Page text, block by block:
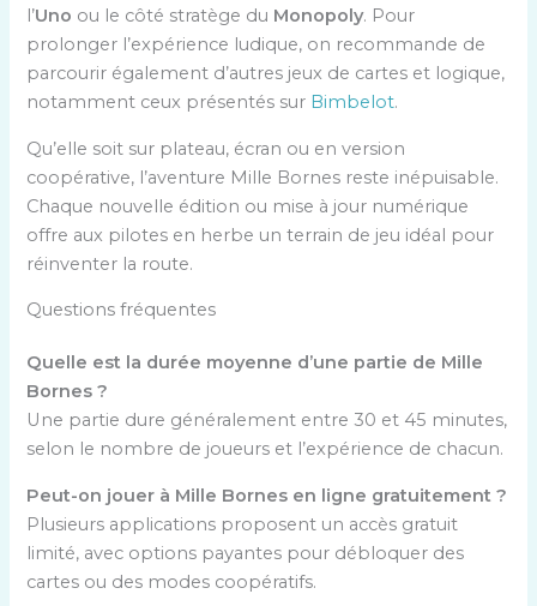
l’Uno ou le côté stratège du Monopoly. Pour
prolonger l’expérience ludique, on recommande de
parcourir également d’autres jeux de cartes et logique,
notamment ceux présentés sur Bimbelot.
Qu’elle soit sur plateau, écran ou en version
coopérative, l’aventure Mille Bornes reste inépuisable.
Chaque nouvelle édition ou mise à jour numérique
offre aux pilotes en herbe un terrain de jeu idéal pour
réinventer la route.
Questions fréquentes
Quelle est la durée moyenne d’une partie de Mille
Bornes ?
Une partie dure généralement entre 30 et 45 minutes,
selon le nombre de joueurs et l’expérience de chacun.
Peut-on jouer à Mille Bornes en ligne gratuitement ?
Plusieurs applications proposent un accès gratuit
limité, avec options payantes pour débloquer des
cartes ou des modes coopératifs.